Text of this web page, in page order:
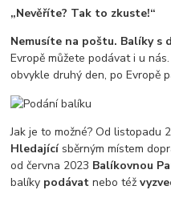
„Nevěříte? Tak to zkuste!“
Nemusíte na poštu. Balíky s
Evropě můžete podávat i u
obvykle druhý den, po Evropě
Jak je to možné? Od listopadu
Hledajícísběrným místem
od června 2023 Balíkovnou
balíky podávat nebo též